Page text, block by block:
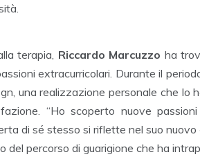
terapia, Riccardo Marcuzzo ha
extracurricolari. Durante il
una realizzazione personale che lo
“Ho scoperto nuove
di sé stesso si riflette nel suo nuovo
del percorso di guarigione che ha